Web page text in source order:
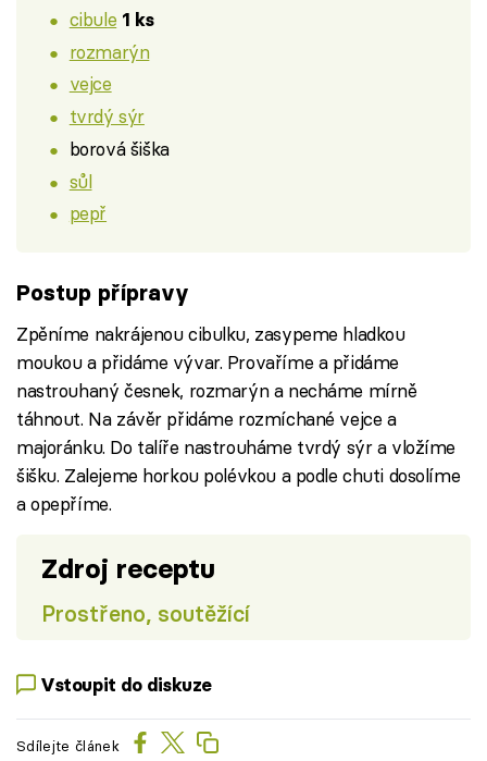
cibule 1 ks
rozmarýn
vejce
tvrdý sýr
borová šiška
sůl
pepř
Postup přípravy
Zpěníme nakrájenou cibulku, zasypeme hladkou
moukou a přidáme vývar. Provaříme a přidáme
nastrouhaný česnek, rozmarýn a necháme mírně
táhnout. Na závěr přidáme rozmíchané vejce a
majoránku. Do talíře nastrouháme tvrdý sýr a vložíme
šišku. Zalejeme horkou polévkou a podle chuti dosolíme
a opepříme.
Zdroj receptu
Prostřeno, soutěžící
Vstoupit do diskuze
Sdílejte článek